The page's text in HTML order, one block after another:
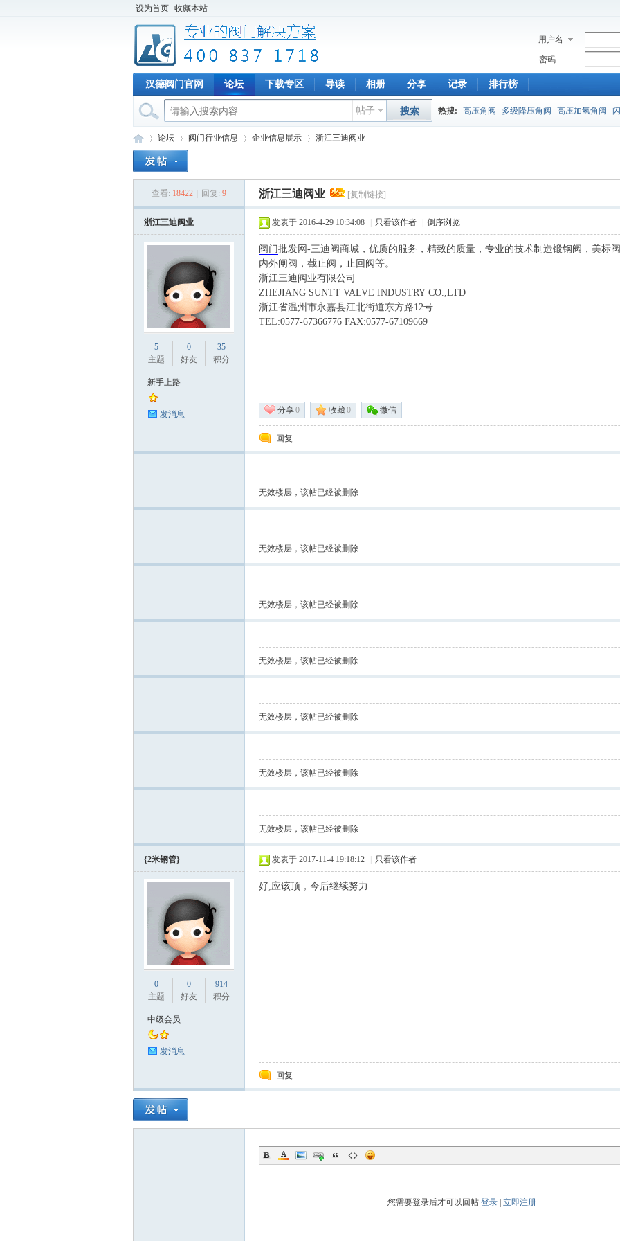
设为首页 收藏本站
用户名
密码
汉德阀门官网 论坛 下载专区 导读 相册 分享 记录 排行榜
帖子 搜索 热搜: 高压角阀 多级降压角阀 高压加氢角阀
论坛
›
阀门行业信息 企业信息展示
›
浙江三迪阀业
查看: 18422 回复: 9 浙江三迪阀业 [复制链接]
浙江三迪阀业
5
主题
0
好友
35
积分
新手上路
发消息
发表于 2016-4-29 10:34:08 只看该作者 倒序浏览
阀门批发网-三迪阀商城，优质的服务，精致的质量，专业的技术制造锻钢阀，美标
内外闸阀 ， 截止阀 ， 止回阀等。
浙江三迪阀业有限公司
ZHEJIANG SUNTT VALVE INDUSTRY CO.,LTD
浙江省温州市永嘉县江北街道东方路12号
TEL:0577-67366776 FAX:0577-67109669
分享0 收藏0 微信
回复
无效楼层，该帖已经被删除
无效楼层，该帖已经被删除
无效楼层，该帖已经被删除
无效楼层，该帖已经被删除
无效楼层，该帖已经被删除
无效楼层，该帖已经被删除
无效楼层，该帖已经被删除
{2米钢管}
0
主题
0
好友
914
积分
中级会员
发消息
发表于 2017-11-4 19:18:12 只看该作者
好,应该顶，今后继续努力
回复
您需要登录后才可以回帖 登录 立即注册